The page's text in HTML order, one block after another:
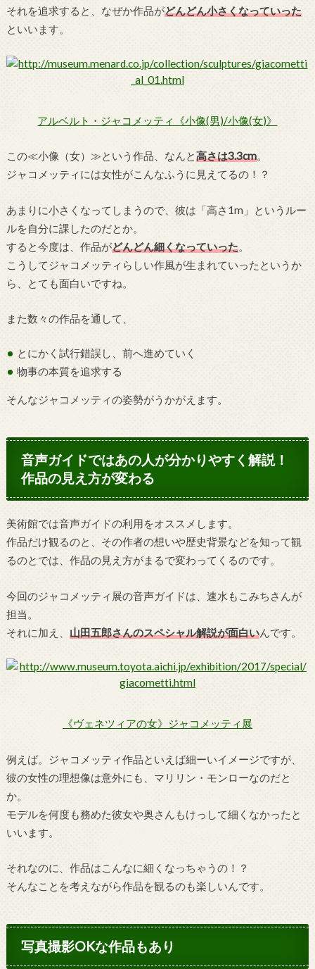
それを追求すると、なぜか作品がどんどん小さくなっていった
といいます。
アルベルト・ジャコメッティ《小像(男)/小像(女)》
この≪小像（女）≫という作品、なんと高さは3.3cm。
ジャコメッティには女性がこんなふうに見えてるの！？
あまりに小さくなってしまうので、彼は「高さ1m」というルー
ルを自分に課したのだとか。
すると今度は、作品がどんどん細くなっていった。
こうしてジャコメッティらしい作風が生まれていったというか
ら、とても面白いですね。
また数々の作品を通して、
とにかく試行錯誤し、前へ進めていく
物事の本質を追求する
そんなジャコメッティの姿勢がうかがえます。
音声ガイドではあの人が分かりやすく解説！
作品の見え方が変わる
美術館では音声ガイドの利用をオススメします。
作品だけ観るのと、その作者の想いや歴史背景などを知って観
るのとでは、作品の見え方がまるで変わってくるのです。
今回のジャコメッティ展の音声ガイドは、速水もこみちさんが
担当。
それに加え、 山田五郎さんのスペシャル解説が面白いんです。
《ヴェネツィアの女》ジャコメッティ展
例えば。ジャコメッティ作品といえば細ーいイメージですが、
彼の女性の理想像は意外にも、マリリン・モンローなのだと
か。
モデルを何度も務めた彼女や奥さんもけっして細くなかったと
いいます。
それなのに、作品はこんなに細くなっちゃうの！？
そんなことを考えながら作品を観るのも楽しいんです。
写真撮影OKな作品もあり